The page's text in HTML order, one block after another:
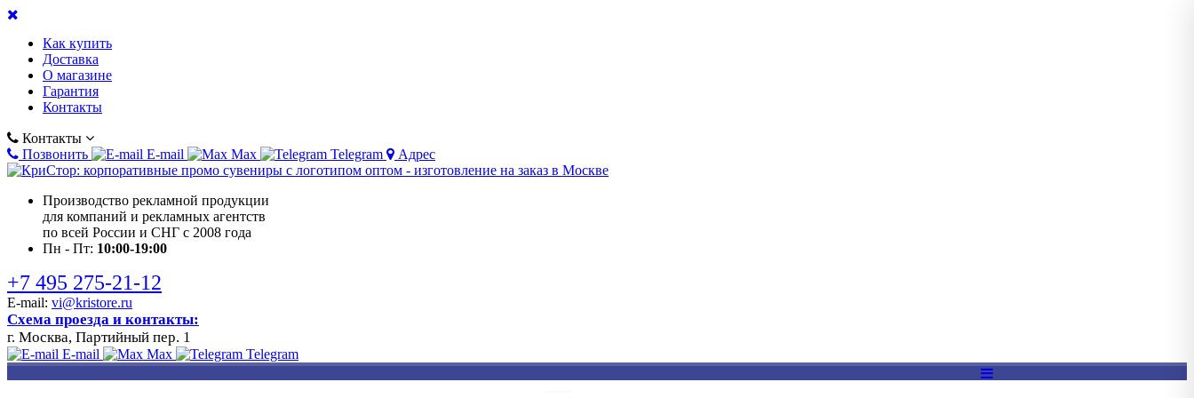
Как купить
Доставка
О магазине
Гарантия
Контакты
Контакты
Позвонить
E-mail Max Telegram Адрес
Производство рекламной продукции
для компаний и рекламных агентств
по всей России и СНГ с 2008 года
Пн - Пт: 10:00-19:00
+7 495 275-21-12
E-mail: vi@kristore.ru
Схема проезда и контакты:
г. Москва, Партийный пер. 1
E-mail Max Telegram